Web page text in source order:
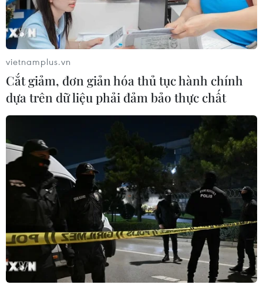
Vụ nổ bên ngoài ĐSQ Israel ở Ấn Độ được
điều tra theo hướng khủng bố
29/01/2021 23:32
Vụ nổ xảy ra khi Tổng thống Ấn Độ Ram Nath Kovind và
Thủ tướng Israel Narendra Modi đang tham dự một sự
kiện của quân đội ở cách Đại sứ quán Israel 1km.
vietnamplus.vn
Cắt giảm, đơn giản hóa thủ tục hành chính
dựa trên dữ liệu phải đảm bảo thực chất